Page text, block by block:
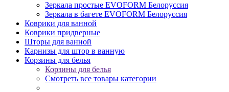
Зеркала простые EVOFORM Белоруссия
Зеркала в багете EVOFORM Белоруссия
Коврики для ванной
Коврики придверные
Шторы для ванной
Карнизы для штор в ванную
Корзины для белья
Корзины для белья
Смотреть все товары категории